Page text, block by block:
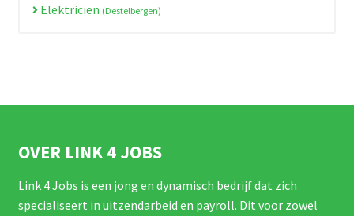
Elektricien (Destelbergen)
OVER LINK 4 JOBS
Link 4 Jobs is een jong en dynamisch bedrijf dat zich
specialiseert in uitzendarbeid en payroll. Dit voor zowel